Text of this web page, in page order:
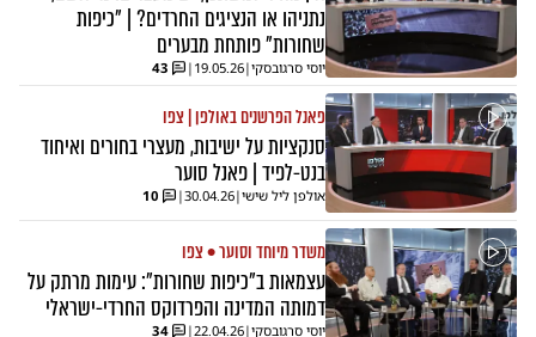
נתניהו או הנציגים החרדים? | "כיפות
שחורות" פותחת מבערים
יוסי סרגובסקי|
19.05.26
|
43
פאנל הפרשנים באולפן | צפו
סנקציות על ישיבות, מעצרי בחורים ואיחוד
בנט-לפיד | פאנל סוער
אולפן ליל שישי|
30.04.26
|
10
משדר מיוחד וסוער • צפו
עצמאות ב"כיפות שחורות": עימות מרתק על
דמותה המדינה והפרדוקס החרדי-ישראלי
יוסי סרגובסקי|
22.04.26
|
34